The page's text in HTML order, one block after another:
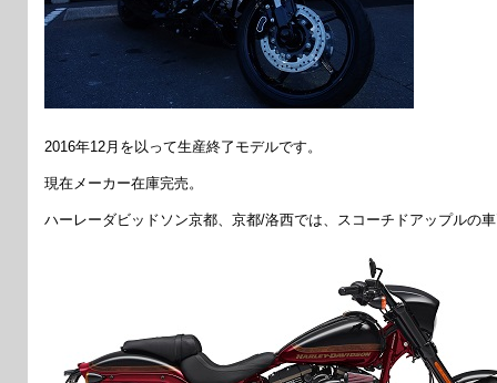
2016年12月を以って生産終了モデルです。
現在メーカー在庫完売。
ハーレーダビッドソン京都、京都/洛西では、スコーチドアップルの